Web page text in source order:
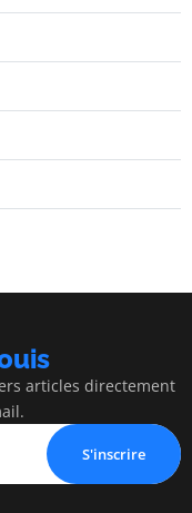
articles directement
S'inscrire